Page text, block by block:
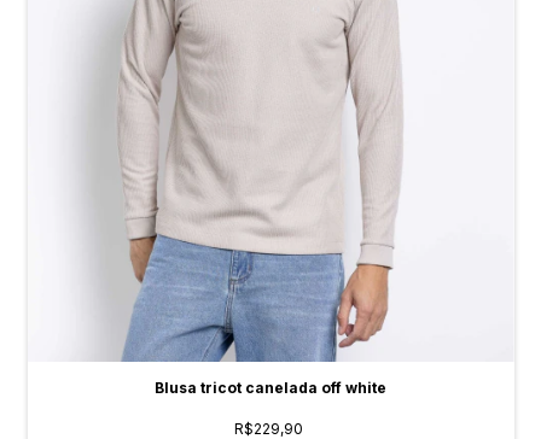
Blusa tricot canelada off white
R$229,90